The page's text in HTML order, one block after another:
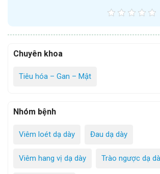
Chuyên khoa
Tiêu hóa – Gan – Mật
Nhóm bệnh
Viêm loét dạ dày Đau dạ dày
Viêm hang vị dạ dày Trào ngược dạ